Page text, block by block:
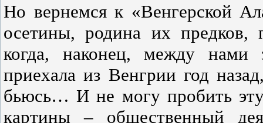
Но вернемся к «Венгерской
осетины, родина их
когда, наконец, между нами
приехала из Венгрии год
бьюсь… И не могу пробить
картины – общественный